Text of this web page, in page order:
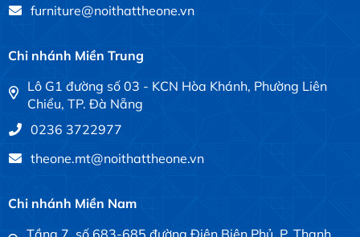
furniture@noithattheone.vn
Chi nhánh Miền Trung
Lô G1 đường số 03 - KCN Hòa Khánh, Phường Liên
Chiểu, TP. Đà Nẵng
0236 3722977
theone.mt@noithattheone.vn
Chi nhánh Miền Nam
Tầng 7, số 683-685 đường Điện Biên Phủ, P. Thạnh